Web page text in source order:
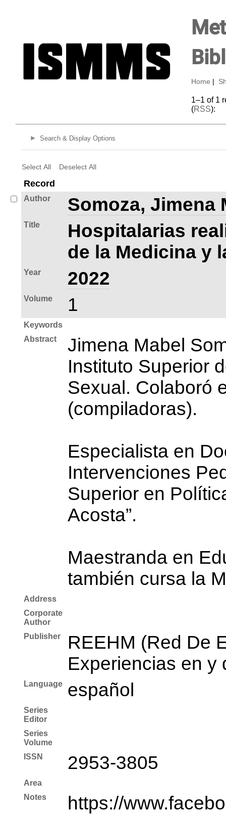
Home
1–1 of 1
(RSS):
Search & Display Options
Select All Deselect All
Record
Author Somoza, Jimena
Title
Hospitalarias
de la Medicina y
Year 2022
Volume 1
Keywords
Abstract
Jimena Mabel
Instituto Superior
Sexual. Colaboró
(compiladoras).
Especialista en
Intervenciones
Superior en
Acosta”.
Maestranda en
también cursa la
Address
Corporate
Author
Publisher
REEHM (Red De
Experiencias en y
Language español
Series
Editor
Series
Volume
ISSN
2953-3805
Area
Notes
https://